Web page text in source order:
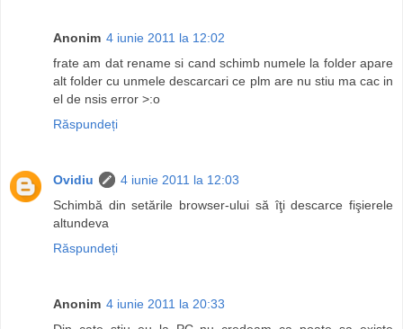
Anonim 4 iunie 2011 la 12:02
frate am dat rename si cand schimb numele la folder apare
alt folder cu unmele descarcari ce plm are nu stiu ma cac in
el de nsis error >:o
Răspundeți
Ovidiu
4 iunie 2011 la 12:03
Schimbă din setările browser-ului să îţi descarce fişierele
altundeva
Răspundeți
Anonim 4 iunie 2011 la 20:33